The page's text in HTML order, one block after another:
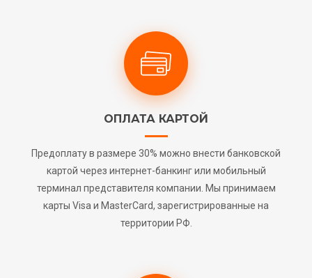
ОПЛАТА КАРТОЙ
Предоплату в размере 30% можно внести банковской
картой через интернет-банкинг или мобильный
терминал представителя компании. Мы принимаем
карты Visa и MasterCard, зарегистрированные на
территории РФ.